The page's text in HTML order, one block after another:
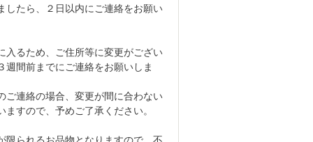
したら、２日以内にご連絡をお願い
入るため、ご住所等に変更がござい
週間前までにご連絡をお願いしま
連絡の場合、変更が間に合わない
ますので、予めご了承ください。